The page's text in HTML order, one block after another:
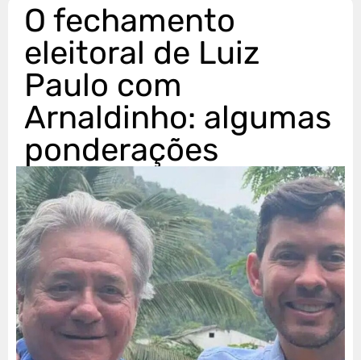
O fechamento
eleitoral de Luiz
Paulo com
Arnaldinho: algumas
ponderações